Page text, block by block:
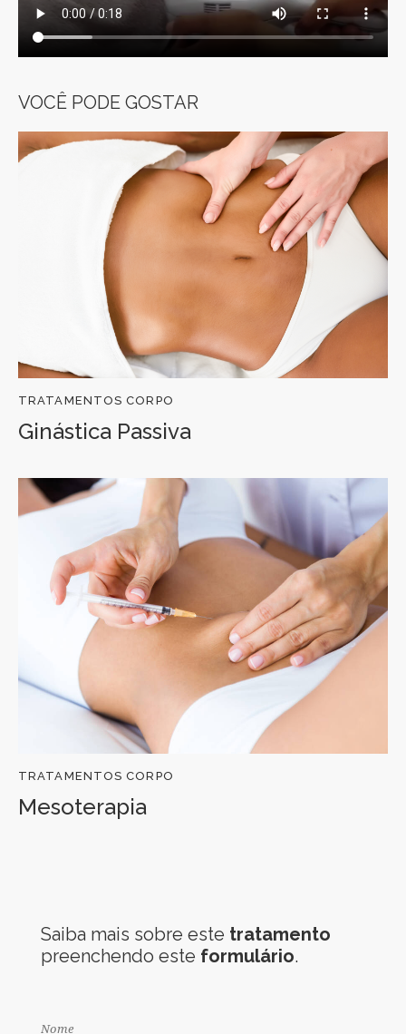
VOCÊ PODE GOSTAR
Ginástica Passiva
TRATAMENTOS CORPO
Mesoterapia
TRATAMENTOS CORPO
Saiba mais sobre este tratamento
preenchendo este formulário.